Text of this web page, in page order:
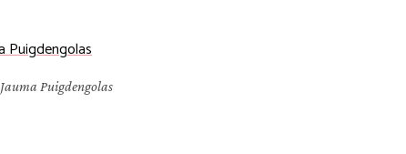
Jauma Puigdengolas